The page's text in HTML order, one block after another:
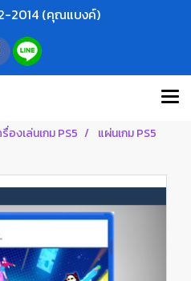
2014 (คุณแบงค์)
รื่องเล่นเกม PS5
แผ่นเกม PS5